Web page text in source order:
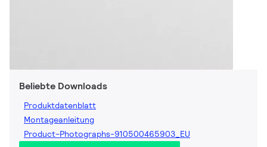
Beliebte Downloads
Produktdatenblatt
Montageanleitung
Product-Photographs-910500465903_EU